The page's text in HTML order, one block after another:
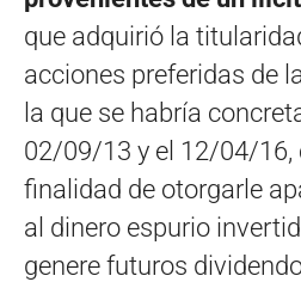
que adquirió la
acciones preferidas de
la que se habría
02/09/13 y el 12/04/16,
finalidad de otorgarle
al dinero espurio
genere futuros